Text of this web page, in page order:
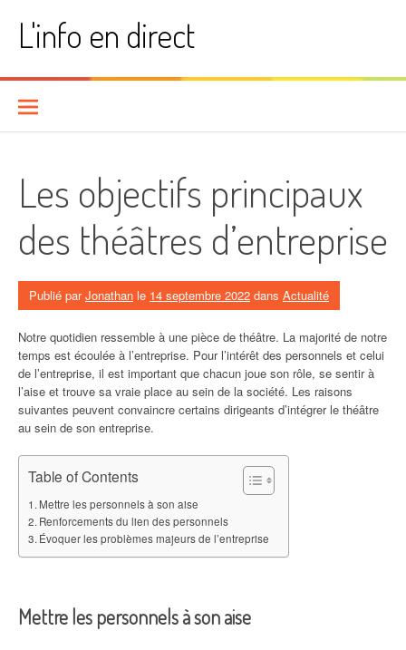
contenuL'info en direct
Les objectifs principaux
des théâtres d’entreprise
Publié parJonathan le 14 septembre 2022 dans Actualité
Notre quotidien ressemble à une pièce de théâtre. La majorité de notre
temps est écoulée à l’entreprise. Pour l’intérêt des personnels et celui
de l’entreprise, il est important que chacun joue son rôle, se sentir à
l’aise et trouve sa vraie place au sein de la société. Les raisons
suivantes peuvent convaincre certains dirigeants d’intégrer le théâtre
au sein de son entreprise.
Table of Contents
Mettre les personnels à son aise
Renforcements du lien des personnels
Évoquer les problèmes majeurs de l’entreprise
Mettre les personnels à son aise